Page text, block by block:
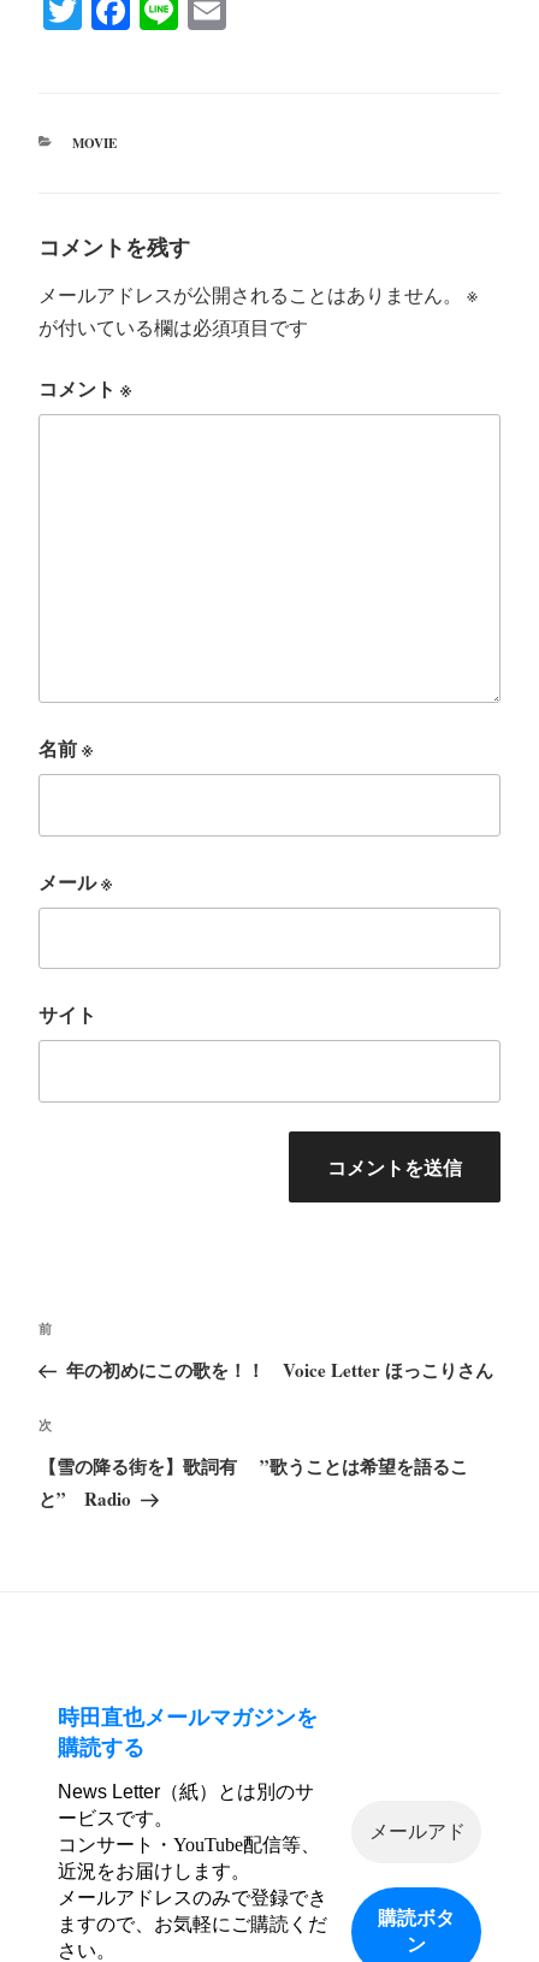
r
カ
MOVIE
コメントを残す
メールアドレスが公開されることはありません。
※
が付いている欄は必須項目です
コメント ※
名前※
メール※
サイト
投
稿
ナ
ビ
ゲ
ー
シ
前
の
稿
前
年の初めにこの歌を！！ Voice Letter ほっこりさん
次
の
投
次
【雪の降る街を】歌詞有 ”歌うことは希望を語るこ
と” Radio
時田直也メールマガジンを
購読する
News Letter（紙）とは別のサ
ービスです。
コンサート・YouTube配信等、
近況をお届けします。
メールアドレスのみで登録でき
ますので、お気軽にご購読くだ
さい。